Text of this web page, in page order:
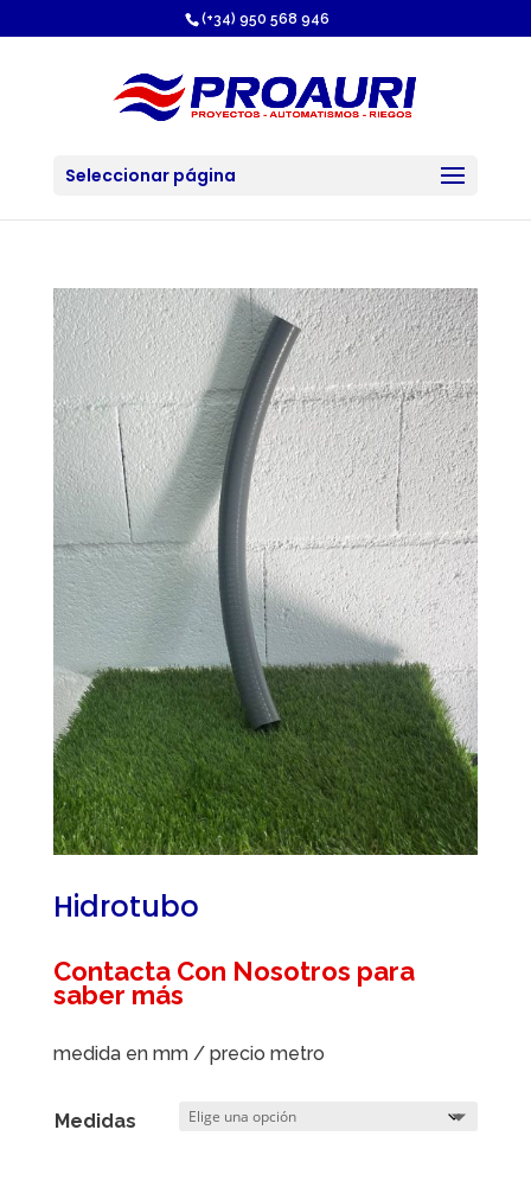
(+34) 950 568 946
Seleccionar página
Hidrotubo
Contacta Con Nosotros para
saber más
medida en mm / precio metro
Medidas